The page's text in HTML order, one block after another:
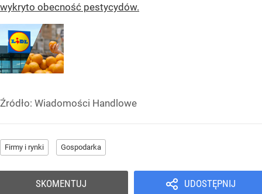
wykryto obecność pestycydów.
Źródło: Wiadomości Handlowe
Firmy i rynki Gospodarka
UDOSTĘPNIJ
SKOMENTUJ